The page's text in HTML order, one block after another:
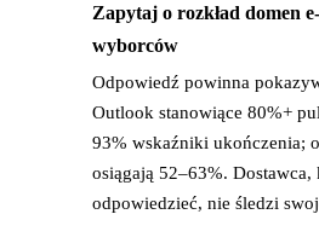
Zapytaj o rozkład domen
wyborców
Odpowiedź powinna
Outlook stanowiące 80%+
93% wskaźniki ukończenia;
osiągają 52–63%.
odpowiedzieć, nie śledzi